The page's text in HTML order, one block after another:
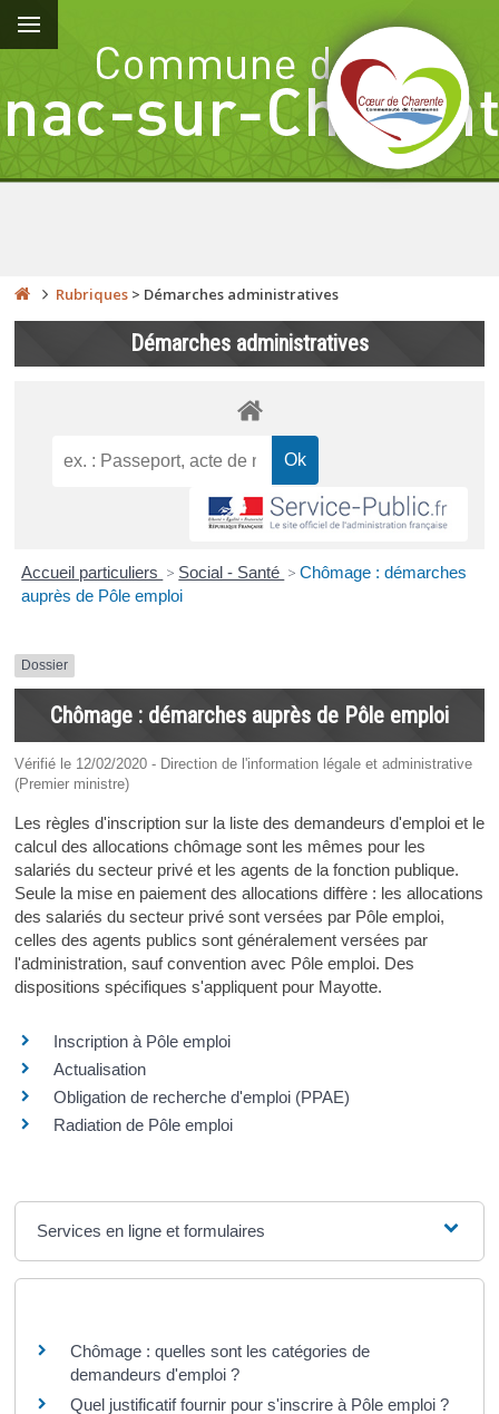
Rubriques > Démarches administratives
Démarches administratives
Accueil particuliers > Social - Santé > Chômage : démarches
auprès de Pôle emploi
Dossier
Chômage : démarches auprès de Pôle emploi
Vérifié le 12/02/2020 - Direction de l'information légale et administrative
(Premier ministre)
Les règles d'inscription sur la liste des demandeurs d'emploi et le
calcul des allocations chômage sont les mêmes pour les
salariés du secteur privé et les agents de la fonction publique.
Seule la mise en paiement des allocations diffère : les allocations
des salariés du secteur privé sont versées par Pôle emploi,
celles des agents publics sont généralement versées par
l'administration, sauf convention avec Pôle emploi. Des
dispositions spécifiques s'appliquent pour Mayotte.
Inscription à Pôle emploi
Actualisation
Obligation de recherche d'emploi (PPAE)
Radiation de Pôle emploi
Services en ligne et formulaires
Chômage : quelles sont les catégories de
demandeurs d'emploi ?
Quel justificatif fournir pour s'inscrire à Pôle emploi ?